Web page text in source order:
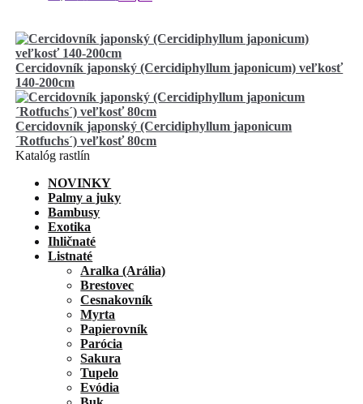
Cercidovník japonský (Cercidiphyllum japonicum) veľkosť
140-200cm
Cercidovník japonský (Cercidiphyllum japonicum
´Rotfuchs´) veľkosť 80cm
Katalóg rastlín
NOVINKY
Palmy a juky
Bambusy
Exotika
Ihličnaté
Listnaté
Aralka (Arália)
Brestovec
Cesnakovník
Myrta
Papierovník
Parócia
Sakura
Tupelo
Evódia